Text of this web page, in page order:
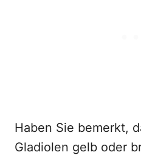
Haben Sie bemerkt,
Gladiolen gelb oder